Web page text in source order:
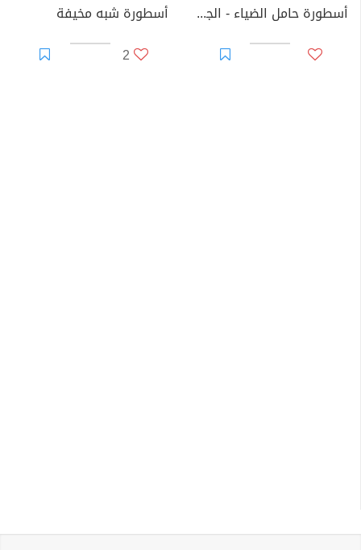
أسطورة حامل الضياء - الجزء الأول
أسطورة شبه مخيفة
2